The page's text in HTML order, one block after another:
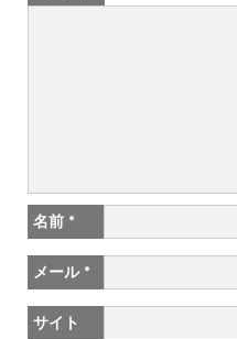
名前 *
メール *
サイト